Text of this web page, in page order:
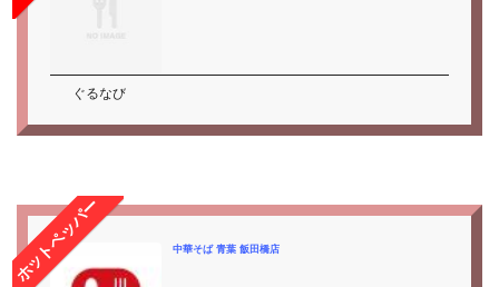
ぐるなび
ホットペッパー 中華そば 青葉 飯田橋店